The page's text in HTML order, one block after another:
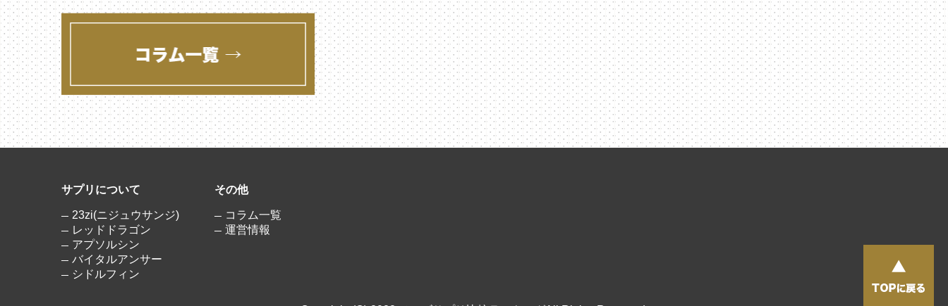
サプリについて
23zi(ニジュウサンジ)
レッドドラゴン
アプソルシン
バイタルアンサー
シドルフィン
その他
コラム一覧
運営情報